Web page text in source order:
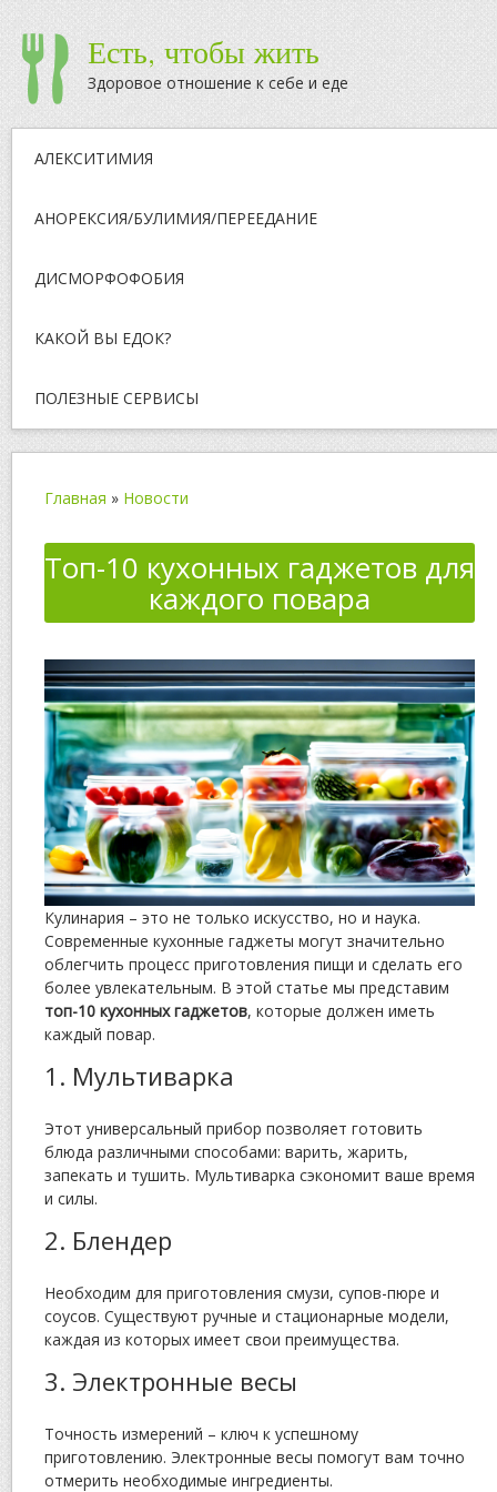
Есть, чтобы жить
Здоровое отношение к себе и еде
АЛЕКСИТИМИЯ
АНОРЕКСИЯ/БУЛИМИЯ/ПЕРЕЕДАНИЕ
ДИСМОРФОФОБИЯ
КАКОЙ ВЫ ЕДОК?
ПОЛЕЗНЫЕ СЕРВИСЫ
Главная » Новости
Топ-10 кухонных гаджетов для
каждого повара
Кулинария – это не только искусство, но и наука.
Современные кухонные гаджеты могут значительно
облегчить процесс приготовления пищи и сделать его
более увлекательным. В этой статье мы представим
топ-10 кухонных гаджетов, которые должен иметь
каждый повар.
1. Мультиварка
Этот универсальный прибор позволяет готовить
блюда различными способами: варить, жарить,
запекать и тушить. Мультиварка сэкономит ваше время
и силы.
2. Блендер
Необходим для приготовления смузи, супов-пюре и
соусов. Существуют ручные и стационарные модели,
каждая из которых имеет свои преимущества.
3. Электронные весы
Точность измерений – ключ к успешному
приготовлению. Электронные весы помогут вам точно
отмерить необходимые ингредиенты.